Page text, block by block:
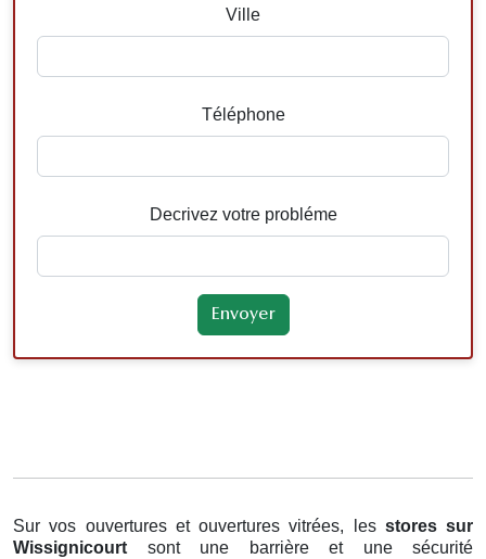
Ville
Téléphone
Decrivez votre probléme
Sur vos ouvertures et ouvertures vitrées, les stores sur
Wissignicourt sont une barrière et une sécurité